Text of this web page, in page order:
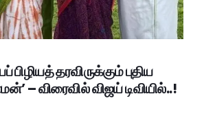
பிழியத் தரவிருக்கும் புதிய
– விரைவில் விஜய் டிவியில்..!